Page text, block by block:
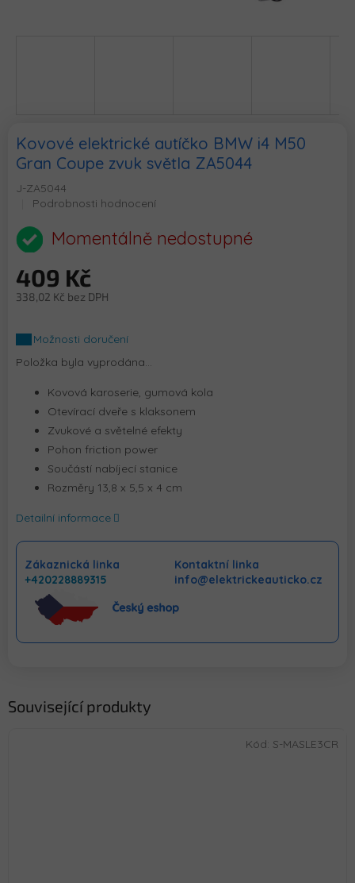
Kovové elektrické autíčko BMW i4 M50
Gran Coupe zvuk světla ZA5044
J-ZA5044
Průměrné
produktu
je
z
5
Podrobnosti hodnocení
Momentálně nedostupné
409 Kč
338,02 Kč bez DPH
cena:Možnosti doručení
Položka byla vyprodána…
Kovová karoserie, gumová kola
Otevírací dveře s klaksonem
Zvukové a světelné efekty
Pohon friction power
Součástí nabíjecí stanice
Rozměry 13,8 x 5,5 x 4 cm
Detailní informace
Zákaznická linka
+420228889315
Kontaktní linka
info@elektrickeauticko.cz
Související produkty
Kód: S-MASLE3CR